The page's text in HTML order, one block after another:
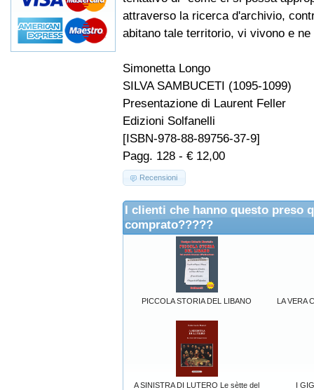
attraverso la ricerca d'archivio,
abitano tale territorio, vi vivono e ne
Simonetta Longo
SILVA SAMBUCETI (1095-1099)
Presentazione di Laurent Feller
Edizioni Solfanelli
[ISBN-978-88-89756-37-9]
Pagg. 128 - € 12,00
Recensioni
I clienti che hanno questo preso
comprato?????
PICCOLA STORIA DEL LIBANO LA VERA
A SINISTRA DI LUTERO Le sètte del
I